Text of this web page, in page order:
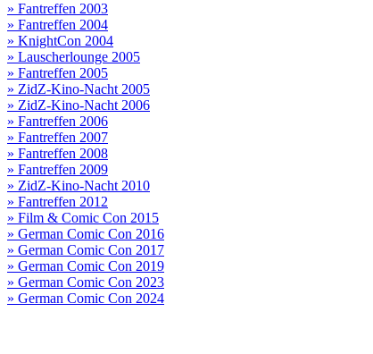
» Fantreffen 2003
» Fantreffen 2004
» KnightCon 2004
» Lauscherlounge 2005
» Fantreffen 2005
» ZidZ-Kino-Nacht 2005
» ZidZ-Kino-Nacht 2006
» Fantreffen 2006
» Fantreffen 2007
» Fantreffen 2008
» Fantreffen 2009
» ZidZ-Kino-Nacht 2010
» Fantreffen 2012
» Film & Comic Con 2015
» German Comic Con 2016
» German Comic Con 2017
» German Comic Con 2019
» German Comic Con 2023
» German Comic Con 2024